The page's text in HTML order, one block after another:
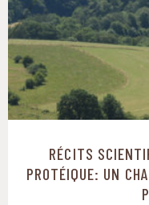
RÉCITS
PROTÉIQUE: UN